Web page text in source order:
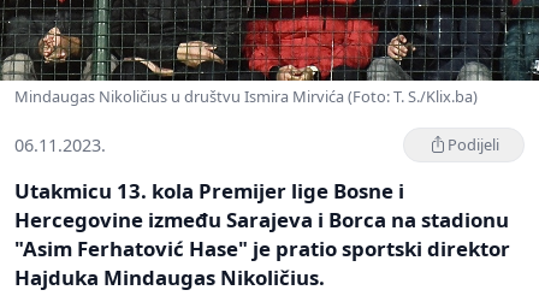
Mindaugas Nikoličius u društvu Ismira Mirvića (Foto: T. S./Klix.ba)
06.11.2023. Podijeli
Utakmicu 13. kola Premijer lige Bosne i
Hercegovine između Sarajeva i Borca na stadionu
"Asim Ferhatović Hase" je pratio sportski direktor
Hajduka Mindaugas Nikoličius.